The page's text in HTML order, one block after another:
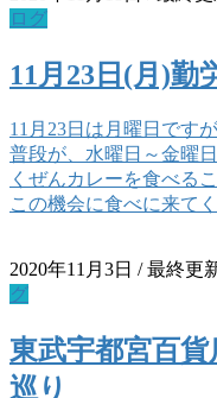
ログ
11月23日(月)勤
11月23日は月曜日です
普段が、水曜日～金曜
くぜんカレーを食べる
この機会に食べに来て
2020年11月3日 / 最終更
グ
東武宇都宮百
巡り